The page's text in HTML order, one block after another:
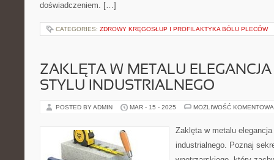
doświadczeniem. […]
CATEGORIES: ZDROWY KRĘGOSŁUP I PROFILAKTYKA BÓLU PLECÓW
ZAKLĘTA W METALU ELEGANCJA
STYLU INDUSTRIALNEGO
POSTED BY ADMIN MAR - 15 - 2025 MOŻLIWOŚĆ
Zaklęta w metalu
industrialnego. Poznaj